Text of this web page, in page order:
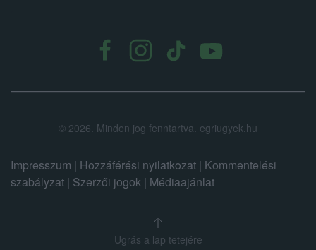
© 2026. Minden jog fenntartva. egriugyek.hu
Impresszum | Hozzáférési nyilatkozat | Kommentelési
szabályzat | Szerzői jogok | Médiaajánlat
Ugrás a lap tetejére